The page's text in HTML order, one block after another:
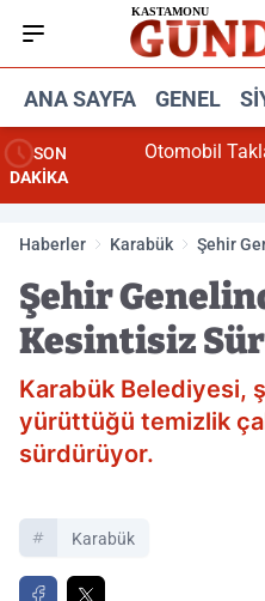
ANA SAYFA GENEL
SON
DAKİKA
Otomobil Takla
Haberler Karabük
Şehir
Şehir
Kesintisiz
Karabük Belediyesi,
yürüttüğü temizlik
sürdürüyor.
Karabük